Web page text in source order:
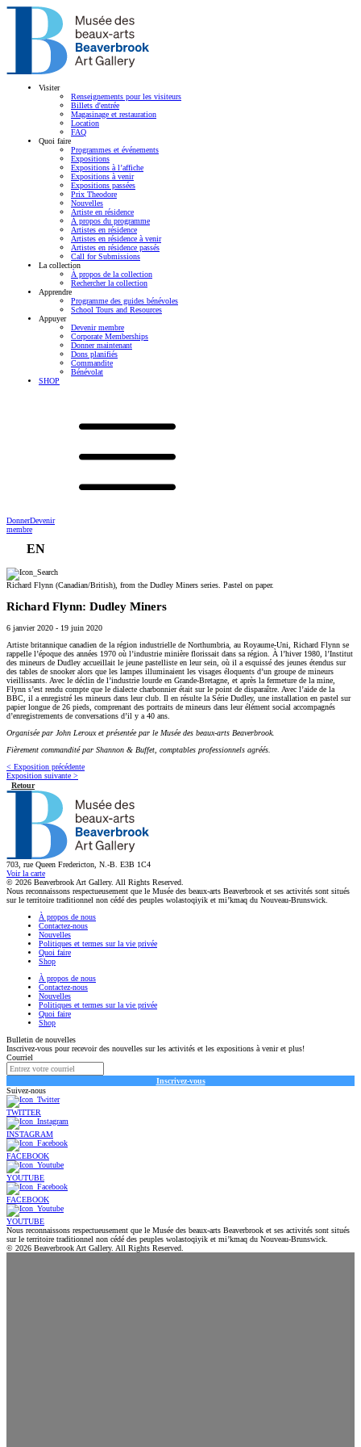
Visiter
Renseignements pour les visiteurs
Billets d'entrée
Magasinage et restauration
Location
FAQ
Quoi faire
Programmes et événements
Expositions
Expositions à l’affiche
Expositions à venir
Expositions passées
Prix Theodore
Nouvelles
Artiste en résidence
À propos du programme
Artistes en résidence
Artistes en résidence à venir
Artistes en résidence passés
Call for Submissions
La collection
À propos de la collection
Rechercher la collection
Apprendre
Programme des guides bénévoles
School Tours and Resources
Appuyer
Devenir membre
Corporate Memberships
Donner maintenant
Dons planifiés
Commandite
Bénévolat
SHOP
DonnerDevenir
membre
EN
Richard Flynn (Canadian/British), from the Dudley Miners series. Pastel on paper.
Richard Flynn: Dudley Miners
6 janvier 2020 - 19 juin 2020
Artiste britannique canadien de la région industrielle de Northumbria, au Royaume-Uni, Richard Flynn se
rappelle l’époque des années 1970 où l’industrie minière florissait dans sa région. À l’hiver 1980, l’Institut
des mineurs de Dudley accueillait le jeune pastelliste en leur sein, où il a esquissé des jeunes étendus sur
des tables de snooker alors que les lampes illuminaient les visages éloquents d’un groupe de mineurs
vieillissants. Avec le déclin de l’industrie lourde en Grande-Bretagne, et après la fermeture de la mine,
Flynn s’est rendu compte que le dialecte charbonnier était sur le point de disparaître. Avec l’aide de la
BBC, il a enregistré les mineurs dans leur club. Il en résulte la Série Dudley, une installation en pastel sur
papier longue de 26 pieds, comprenant des portraits de mineurs dans leur élément social accompagnés
d’enregistrements de conversations d’il y a 40 ans.
Organisée par John Leroux et présentée par le Musée des beaux-arts Beaverbrook.
Fièrement commandité par Shannon & Buffet, comptables professionnels agréés.
< Exposition précédente
Exposition suivante >
Retour
703, rue Queen Fredericton, N.-B. E3B 1C4
Voir la carte
© 2026 Beaverbrook Art Gallery. All Rights Reserved.
Nous reconnaissons respectueusement que le Musée des beaux-arts Beaverbrook et ses activités sont situés
sur le territoire traditionnel non cédé des peuples wolastoqiyik et mi’kmaq du Nouveau-Brunswick.
À propos de nous
Contactez-nous
Nouvelles
Politiques et termes sur la vie privée
Quoi faire
Shop
À propos de nous
Contactez-nous
Nouvelles
Politiques et termes sur la vie privée
Quoi faire
Shop
Bulletin de nouvelles
Inscrivez-vous pour recevoir des nouvelles sur les activités et les expositions à venir et plus!
Courriel
Inscrivez-vous
Suivez-nous
TWITTER
INSTAGRAM
FACEBOOK
YOUTUBE
FACEBOOK
YOUTUBE
Nous reconnaissons respectueusement que le Musée des beaux-arts Beaverbrook et ses activités sont situés
sur le territoire traditionnel non cédé des peuples wolastoqiyik et mi’kmaq du Nouveau-Brunswick.
© 2026 Beaverbrook Art Gallery. All Rights Reserved.